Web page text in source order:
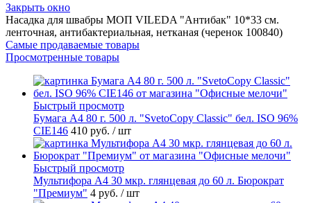
Закрыть окно
Насадка для швабры МОП VILEDA "Антибак" 10*33 см.
ленточная, антибактериальная, нетканая (черенок 100840)
Самые продаваемые товары
Просмотренные товары
Быстрый просмотр
Бумага А4 80 г. 500 л. "SvetoCopy Classic" бел. ISO 96%
CIE146 410 руб. / шт
Быстрый просмотр
Мультифора А4 30 мкр. глянцевая до 60 л. Бюрократ
"Премиум" 4 руб. / шт